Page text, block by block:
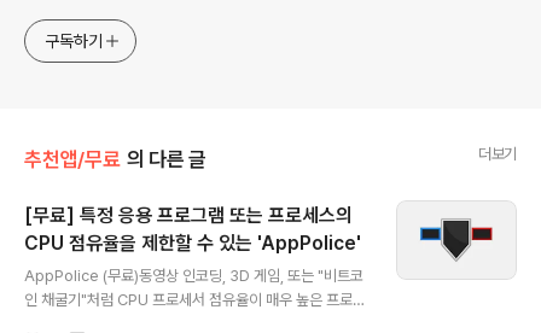
구독하기
추천앱/무료 의 다른 글 더보기
[무료] 특정 응용 프로그램 또는 프로세스의
CPU 점유율을 제한할 수 있는 'AppPolice'
AppPolice (무료)동영상 인코딩, 3D 게임, 또는 "비트코
인 채굴기"처럼 CPU 프로세서 점유율이 매우 높은 프로그